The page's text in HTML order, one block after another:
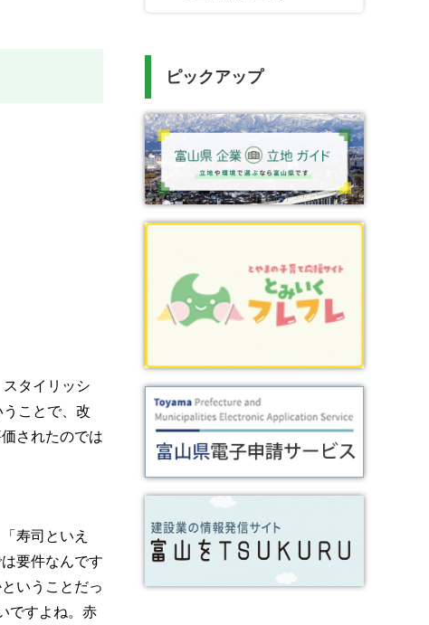
タイリッシ
ことで、改
されたのでは
寿司といえ
要件なんです
いうことだっ
ですよね。赤
ピックアップ